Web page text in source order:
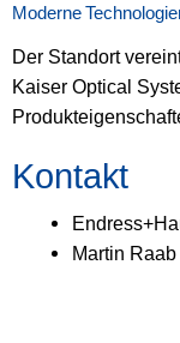
Moderne
Der Standort
Kaiser Optical
Kontakt
Martin